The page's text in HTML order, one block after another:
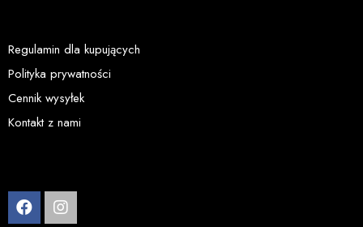
Regulamin dla kupujących
Polityka prywatności
Cennik wysyłek
Kontakt z nami